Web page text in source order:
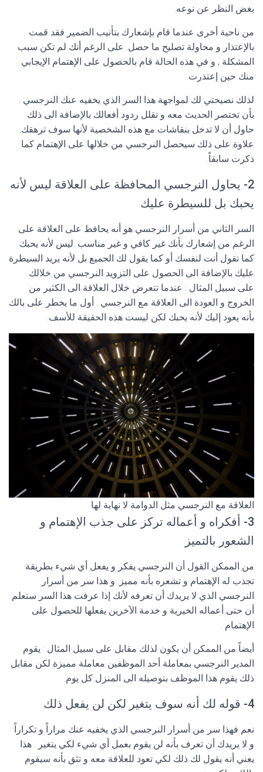
بغض النظر عن نوعه.
من ناحية أخرى عندما قام بإشعارك بتأنيب الضمير فقد قمت
بالإعتذار و محاولة تصليح ما حصل. على الرغم أنك لم تكن سبب
المشكلة , و في هذه الحالة قام بالحصول على الإهتمام الإيجابي
منك حين إعتذرت.
لذلك نصيحتي لك لمواجهة هذا السر الذي يخفيه عنك النرجسي .
بأن تختصر الحديث معه و تقلل ردود أفعالك بالإضافة الى ذلك
حاول أن لا تدخل بنقاشات مع هذه الشخصية لأنها سوف ترهقك.
علاوة على ذلك سيحصل النرجسي من خلالها على الإهتمام كما
ذكرت سابقاً.
2- يحاول النرجسي المحافظة على العلاقة ليس لأنه
يحبك بل للسيطرة عليك
السر الثاني من أسرار النرجسي هو أنه يحافظ على العلاقة على
الرغم من إشعارك بأنك غير كافي و غير مناسب .ليس لأنه يحبك
كما تقول أنت لنفسك أو كما يقول لك الجميع بل لأنه يريد السيطرة
عليك بالإضافة الى الحصول على التزويد النرجسي من خلالك.
على سبيل المثال : عندما تتعرض خلال العلاقة الى الكثير من
الخروج و العودة الى العلاقة مع النرجسي . أول ما يخطر على بالك
بأنه يعود إليك لأنه يحبك لكن ليست هذه الحقيقة للأسف.
العلاقة مع النرجسي مثل الدوامة لا نهاية لها
3- أفكراه و أعماله تركز على جذب الإهتمام و
الشعور بالتميز
من الممكن القول أن النرجسي يفكر و يفعل أي شيء بطريقة
تجذب له الإهتمام و تشعره بأنه مميز. و هذا سر من أسرار
النرجسي الذي لا يريدك أن تعرفه لأنك إذا عرفت هذا السر ستعلم
أن حتى أعماله الخيرية و خدمة الآخرين يفعلها للحصول على
الإهتمام .
أيضاً من الممكن أن يكون لذلك مقابل على سبيل المثال : يقوم
المدير النرجسي بمعاملة أحد الموظفين معاملة مميزة لكن مقابل
ذلك يقوم هذا الموظف بتوصيله الى المنزل كل يوم.
4- قوله لك أنه سوف يتغير لكن لن يفعل ذلك
نعم فهذا سر من أسرار النرجسي الذي يخفيه عنك مراراً و تكراراً
و لا يريدك أن تعرف بأنه لن يقوم بعمل أي شيء لكي يتغير . هذا
يعني أنه يقول لك ذلك لكي تعود للعلاقة معه و تثق بأنه سيقوم